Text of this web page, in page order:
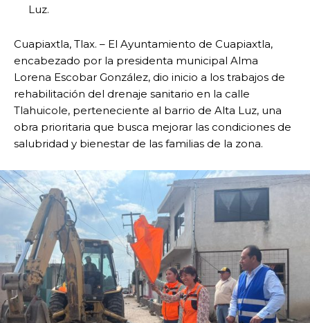
Luz.
Cuapiaxtla, Tlax. – El Ayuntamiento de Cuapiaxtla,
encabezado por la presidenta municipal Alma
Lorena Escobar González, dio inicio a los trabajos de
rehabilitación del drenaje sanitario en la calle
Tlahuicole, perteneciente al barrio de Alta Luz, una
obra prioritaria que busca mejorar las condiciones de
salubridad y bienestar de las familias de la zona.